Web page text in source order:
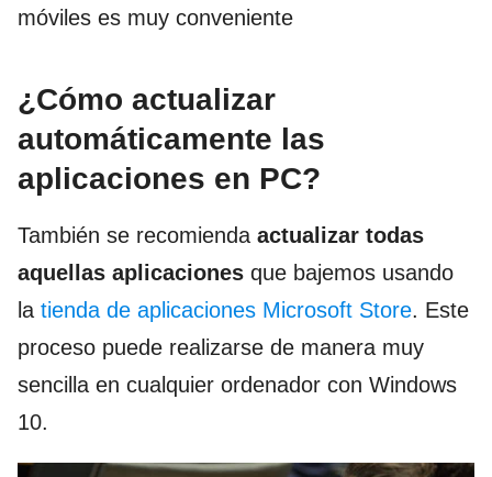
móviles es muy conveniente
¿Cómo actualizar
automáticamente las
aplicaciones en PC?
También se recomienda actualizar todas
aquellas aplicaciones que bajemos usando
la tienda de aplicaciones Microsoft Store. Este
proceso puede realizarse de manera muy
sencilla en cualquier ordenador con Windows
10.